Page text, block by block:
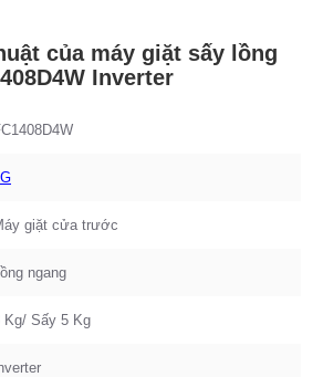
của máy giặt sấy lồng
Inverter
giặt cửa trước
ngang
Kg/ Sấy 5 Kg